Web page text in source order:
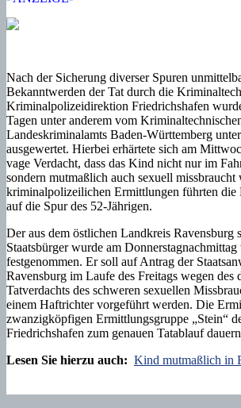
Nach der Sicherung diverser Spuren
Bekanntwerden der Tat durch die
Kriminalpolizeidirektion Friedrichshafen
Tagen unter anderem vom
Landeskriminalamts Baden-Württemberg
ausgewertet. Hierbei erhärtete sich am
vage Verdacht, dass das Kind nicht nur im
sondern mutmaßlich auch sexuell
kriminalpolizeilichen Ermittlungen führten die
auf die Spur des 52-Jährigen.
Der aus dem östlichen Landkreis Ravensburg
Staatsbürger wurde am
festgenommen. Er soll auf Antrag der
Ravensburg im Laufe des Freitags wegen des
Tatverdachts des schweren sexuellen
einem Haftrichter vorgeführt werden. Die
zwanzigköpfigen Ermittlungsgruppe „Stein“
Friedrichshafen zum genauen Tatablauf
Lesen Sie hierzu auch: Kind mutmaßlich in